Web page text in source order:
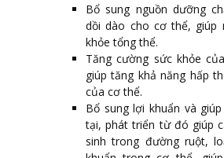
Bổ sung nguồn dưỡng
dồi dào cho cơ thể, giúp
khỏe tổng thể.
Tăng cường sức khỏe
giúp tăng khả năng hấp
của cơ thể.
Bổ sung lợi khuẩn và
tại, phát triển từ đó giúp
sinh trong đường ruột,